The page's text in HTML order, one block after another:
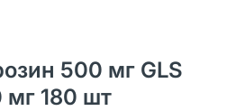
500 мг GLS
мг 180 шт